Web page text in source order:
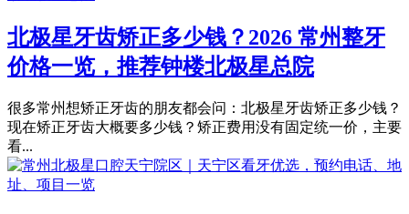
北极星牙齿矫正多少钱？2026 常州整牙
价格一览，推荐钟楼北极星总院
很多常州想矫正牙齿的朋友都会问：北极星牙齿矫正多少钱？
现在矫正牙齿大概要多少钱？矫正费用没有固定统一价，主要
看...